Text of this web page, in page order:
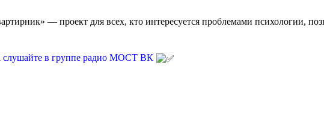
— проект для всех, кто интересуется проблемами психологии,
слушайте в группе радио МОСТ ВК